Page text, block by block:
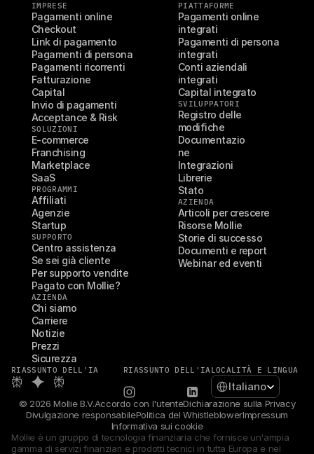
IMPRESE
Pagamenti online
Checkout
Link di pagamento
Pagamenti di persona
Pagamenti ricorrenti
Fatturazione
Capital
Invio di pagamenti
Acceptance & Risk
SOLUZIONI
E-commerce
Franchising
Marketplace
SaaS
PROGRAMMI
Affiliati
Agenzie
Startup
SUPPORTO
Centro assistenza
Se sei già cliente
Per supporto vendite
Pagato con Mollie?
AZIENDA
Chi siamo
Carriere
Notizie
Prezzi
Sicurezza
PIATTAFORME
Pagamenti online
integrati
Pagamenti di persona
integrati
Conti aziendali
integrati
Capital integrato
SVILUPPATORI
Registro delle
modifiche
Documentazio
ne
Integrazioni
Librerie
Stato
AZIENDA
Articoli per crescere
Risorse Mollie
Storie di successo
Documenti e report
Webinar ed eventi
RIASSUNTO DELL'IA RIASSUNTO DELL'IALOCALITÀ E LINGUA
Select Language
Italiano
© 2026 Mollie B.V.Accordo con l'utenteDichiarazione sulla Privacy
Divulgazione responsabilePolitica del WhistleblowerImpressum
Informativa sui cookie
Mollie è un gruppo di tecnologia finanziaria che fornisce un'ampia
gamma di servizi finanziari e prodotti tecnici in tutta Europa e nel